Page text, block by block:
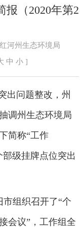
报（2020年第2
河州生态环境局
中 小]
问题整改，州
调州生态环境局
简称“工作
级挂牌点位突出
组织召开了“个
会议”，工作组全